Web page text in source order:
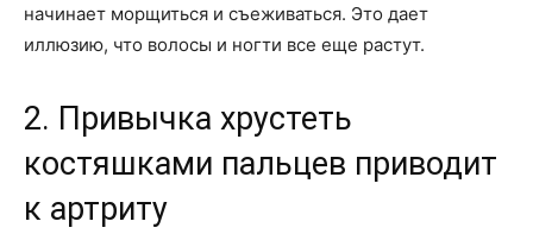
начинает морщиться и съеживаться. Это дает
иллюзию, что волосы и ногти все еще растут.
2. Привычка хрустеть
костяшками пальцев приводит
к артриту